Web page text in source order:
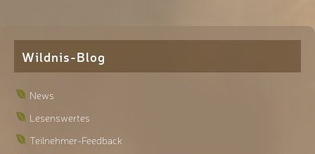
Wildnis-Blog
News
Lesenswertes
Teilnehmer-Feedback